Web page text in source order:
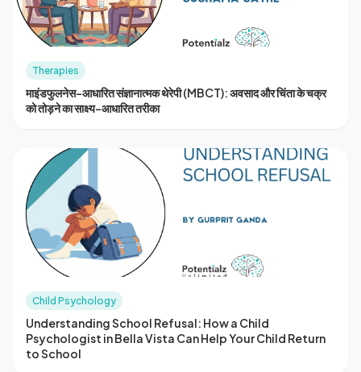
Therapies
माइंडफुलनेस-आधारित संज्ञानात्मक थेरेपी (MBCT): अवसाद और चिंता के चक्र
को तोड़ने का साक्ष्य-आधारित तरीका
Child Psychology
Understanding School Refusal: How a Child
Psychologist in Bella Vista Can Help Your Child Return
to School